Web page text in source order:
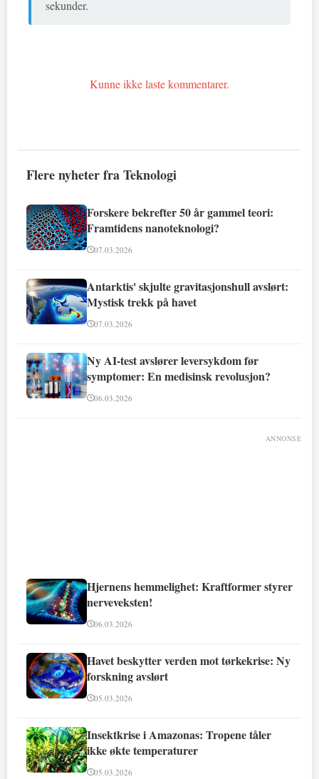
sekunder.
Kunne ikke laste kommentarer.
Flere nyheter fra Teknologi
Forskere bekrefter 50 år gammel teori:
Framtidens nanoteknologi?
07.03.2026
Antarktis' skjulte gravitasjonshull avslørt:
Mystisk trekk på havet
07.03.2026
Ny AI-test avslører leversykdom før
symptomer: En medisinsk revolusjon?
06.03.2026
ANNONSE
Hjernens hemmelighet: Kraftformer styrer
nerveveksten!
06.03.2026
Havet beskytter verden mot tørkekrise: Ny
forskning avslørt
05.03.2026
Insektkrise i Amazonas: Tropene tåler
ikke økte temperaturer
05.03.2026